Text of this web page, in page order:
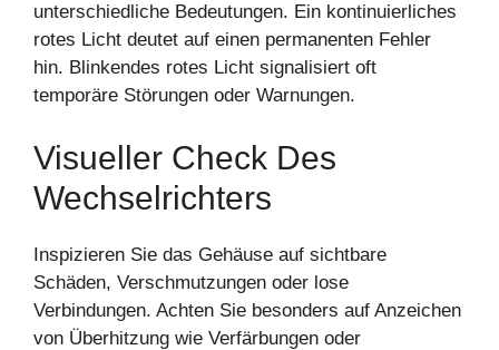
unterschiedliche Bedeutungen. Ein kontinuierliches
rotes Licht deutet auf einen permanenten Fehler
hin. Blinkendes rotes Licht signalisiert oft
temporäre Störungen oder Warnungen.
Visueller Check Des
Wechselrichters
Inspizieren Sie das Gehäuse auf sichtbare
Schäden, Verschmutzungen oder lose
Verbindungen. Achten Sie besonders auf Anzeichen
von Überhitzung wie Verfärbungen oder